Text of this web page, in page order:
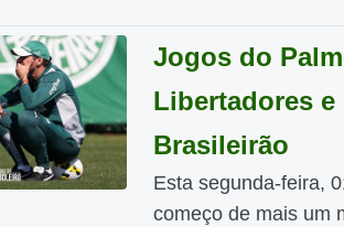
Jogos do
Libertadores
Brasileirão
Esta segunda-feira,
começo de mais um